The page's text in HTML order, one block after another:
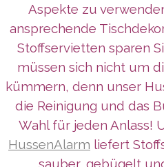
Aspekte zu
ansprechende
Stoffservietten sparen
müssen sich nicht um
kümmern, denn unser
die Reinigung und das
Wahl für jeden Anlass!
HussenAlarm liefert
sauber, gebügelt